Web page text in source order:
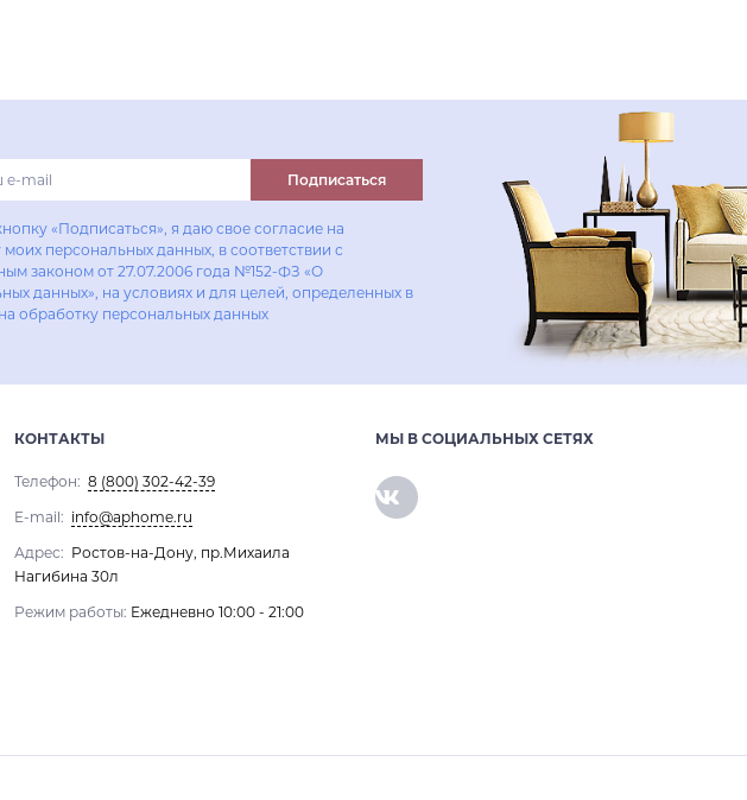
клик Купить в один клик
Подписаться
«Подписаться», я даю свое согласие на
персональных данных, в соответствии с
законом от 27.07.2006 года №152-ФЗ «О
данных», на условиях и для целей, определенных в
обработку персональных данных
КОНТАКТЫ
Телефон: 8 (800) 302-42-39
E-mail: info@aphome.ru
Адрес: Ростов-на-Дону, пр.Михаила
Нагибина 30л
Режим работы: Ежедневно 10:00 - 21:00
МЫ В СОЦИАЛЬНЫХ СЕТЯХ